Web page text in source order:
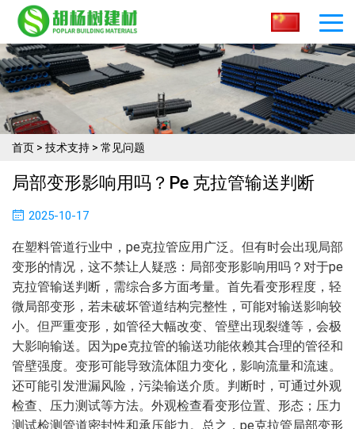
首页 > 技术支持 > 常见问题
局部变形影响用吗？pe 克拉管输送判断​
2025-10-17
在塑料管道行业中，pe克拉管应用广泛。但有时会出现局部
变形的情况，这不禁让人疑惑：局部变形影响用吗？对于pe
克拉管输送判断，需综合多方面考量。首先看变形程度，轻
微局部变形，若未破坏管道结构完整性，可能对输送影响较
小。但严重变形，如管径大幅改变、管壁出现裂缝等，会极
大影响输送。因为pe克拉管的输送功能依赖其合理的管径和
管壁强度。变形可能导致流体阻力变化，影响流量和流速。
还可能引发泄漏风险，污染输送介质。判断时，可通过外观
检查、压力测试等方法。外观检查看变形位置、形态；压力
测试检测管道密封性和承压能力。总之，pe克拉管局部变形